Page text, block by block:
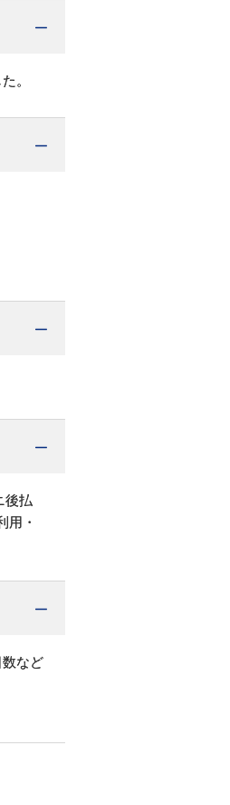
。
後払
用・
など